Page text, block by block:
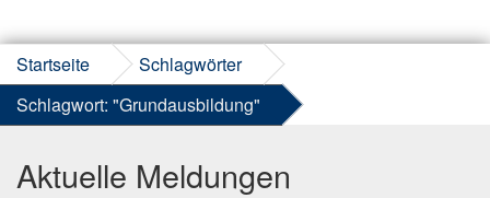
Startseite
Schlagwörter
Schlagwort: "Grundausbildung"
Aktuelle Meldungen